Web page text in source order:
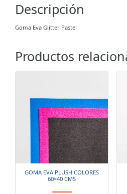
Descripción
Goma Eva Glitter Pastel
Productos
GOMA EVA PLUSH COLORES
60×40 CMS